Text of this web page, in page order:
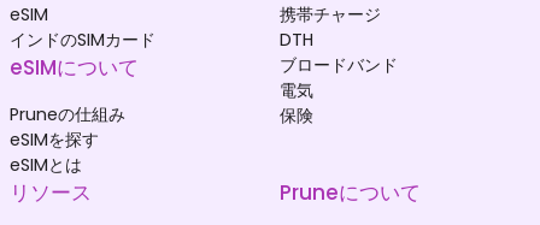
eSIM
インドのSIMカード
eSIMについて
Pruneの仕組み
eSIMを探す
eSIMとは
携帯チャージ
DTH
ブロードバンド
電気
保険
リソース Pruneについて